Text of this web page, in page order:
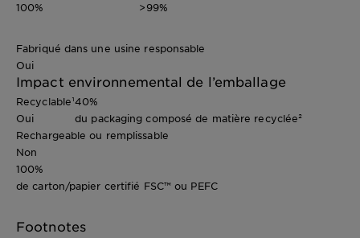
100%
>99%
Fabriqué dans une usine responsable
Oui
Impact environnemental de l’emballage
Recyclable¹
Oui
40%
du packaging composé de matière recyclée²
Rechargeable ou remplissable
Non
100%
de carton/papier certifié FSC™ ou PEFC
Footnotes